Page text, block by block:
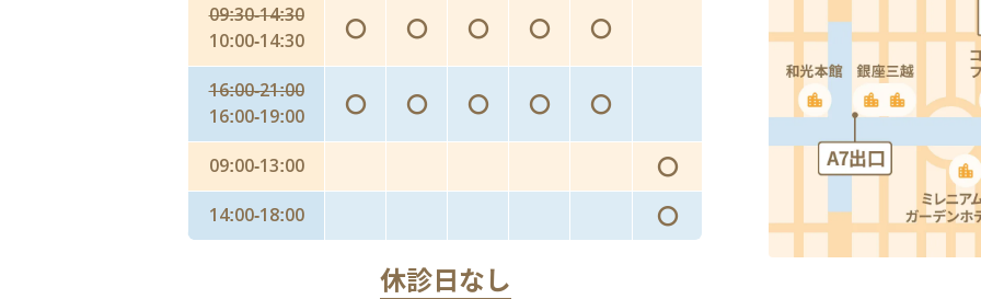
09:30-14:30
10:00-14:30
〇 〇 〇 〇 〇
16:00-21:00
16:00-19:00
〇 〇 〇 〇 〇
09:00-13:00 〇
14:00-18:00 〇
休診日なし